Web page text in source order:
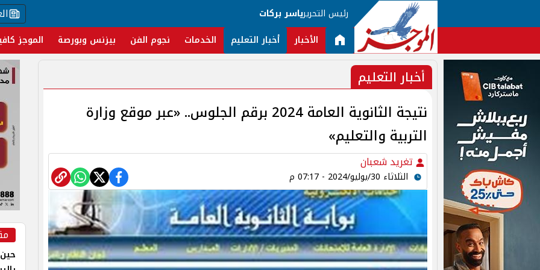
رئيس التحريرياسر بركات
الأخبار أخبار التعليم الخدمات نجوم الفن بيزنس وبورصة الموجز
أخبار التعليم
نتيجة الثانوية العامة 2024 برقم الجلوس.. «عبر موقع وزارة
التربية والتعليم»
تغريد شعبان
الثلاثاء 30/يوليو/2024 - 07:17 م